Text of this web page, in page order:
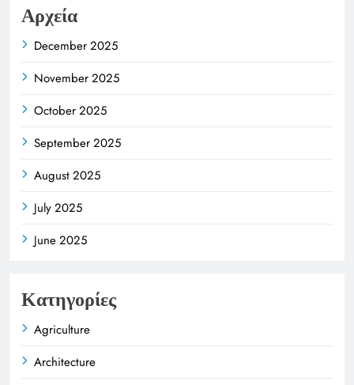
Αρχεία
December 2025
November 2025
October 2025
September 2025
August 2025
July 2025
June 2025
Κατηγορίες
Agriculture
Architecture